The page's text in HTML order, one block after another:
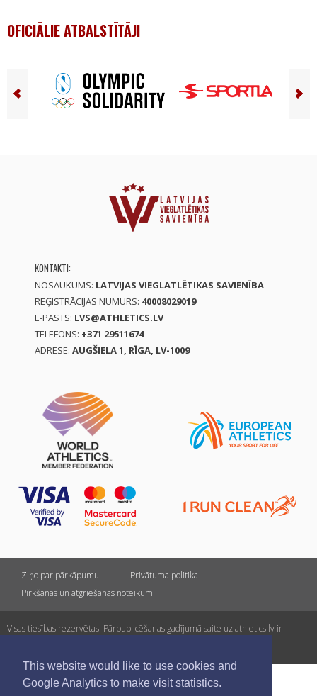
This website would like to use cookies and
Google Analytics to make visit statistics.
OFICIĀLIE ATBALSTĪTĀJI
KONTAKTI:
NOSAUKUMS: LATVIJAS VIEGLATLĒTIKAS SAVIENĪBA
REĢISTRĀCIJAS NUMURS: 40008029019
E-PASTS: LVS@ATHLETICS.LV
TELEFONS: +371 29511674
ADRESE: AUGŠIELA 1, RĪGA, LV-1009
Ziņo par pārkāpumu
Privātuma politika
Pirkšanas un atgriešanas noteikumi
Visas tiesības rezervētas. Pārpublicēšanas gadījumā saite uz athletics.lv ir